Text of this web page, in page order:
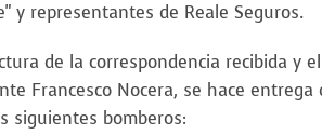
y representantes de Reale Seguros.
de la correspondencia recibida y
Francesco Nocera, se hace
siguientes bomberos: